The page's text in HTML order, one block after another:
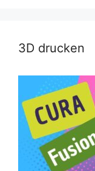
3D drucken